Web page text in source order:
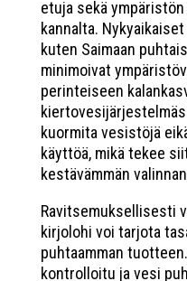
etuja sekä
kannalta.
kuten Saimaan
minimoivat
perinteiseen
kuormita vesistöjä
käyttöä, mikä tekee
kestävämmän
Ravitsemuksellisesti
kirjolohi voi tarjota
puhtaamman
kontrolloitu ja vesi